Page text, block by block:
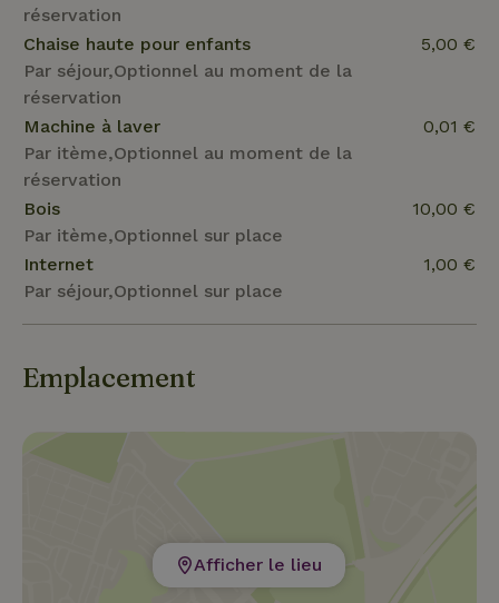
réservation
Chaise haute pour enfants
Par séjour,Optionnel au moment de la
réservation
5,00 €
Machine à laver
Par itème,Optionnel au moment de la
réservation
0,01 €
Bois
Par itème,Optionnel sur place
10,00 €
Internet
Par séjour,Optionnel sur place
1,00 €
Emplacement
Afficher le lieu